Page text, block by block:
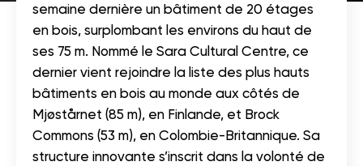
semaine dernière un bâtiment de 20 étages
en bois, surplombant les environs du haut de
ses 75 m. Nommé le Sara Cultural Centre, ce
dernier vient rejoindre la liste des plus hauts
bâtiments en bois au monde aux côtés de
Mjøstårnet (85 m), en Finlande, et Brock
Commons (53 m), en Colombie-Britannique. Sa
structure innovante s’inscrit dans la volonté de